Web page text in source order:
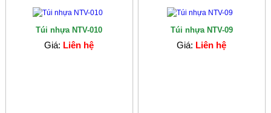
Túi nhựa NTV-010
Giá: Liên hệ
Túi nhựa NTV-09
Giá: Liên hệ